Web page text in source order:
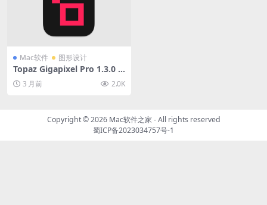
Mac软件 图形设计
Topaz Gigapixel Pro 1.3.0 f
or Mac破解版 (人工智能图片
放大软件)
3 月前 2.0K
Copyright © 2026 Mac软件之家 - All rights reserved
蜀ICP备2023034757号-1